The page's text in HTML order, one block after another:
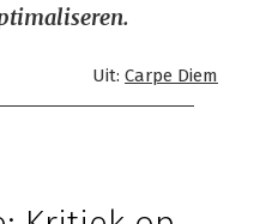
Uit: Carpe Diem